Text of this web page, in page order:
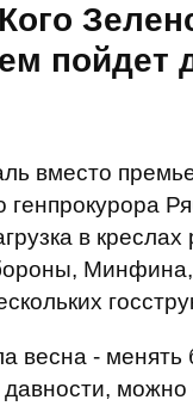
пойдет
вместо
генпрокурора
в
весна - менять